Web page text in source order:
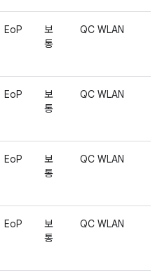
EoP
보
통
QC WLAN
EoP
보
통
QC WLAN
EoP
보
통
QC WLAN
EoP
보
통
QC WLAN